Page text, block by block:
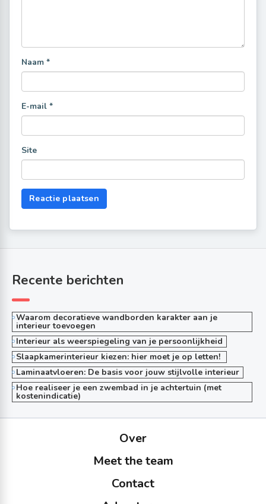
Naam *
E-mail *
Site
Recente berichten
Waarom decoratieve wandborden karakter aan je
interieur toevoegen
Interieur als weerspiegeling van je persoonlijkheid
Slaapkamerinterieur kiezen: hier moet je op letten!
Laminaatvloeren: De basis voor jouw stijlvolle interieur
Hoe realiseer je een zwembad in je achtertuin (met
kostenindicatie)
Over
Meet the team
Contact